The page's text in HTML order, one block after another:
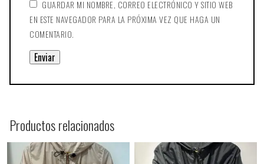
GUARDAR MI NOMBRE, CORREO ELECTRÓNICO Y SITIO WEB
EN ESTE NAVEGADOR PARA LA PRÓXIMA VEZ QUE HAGA UN
COMENTARIO.
Productos relacionados